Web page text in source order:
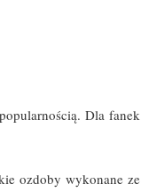
Dla fanek
ozdoby wykonane ze